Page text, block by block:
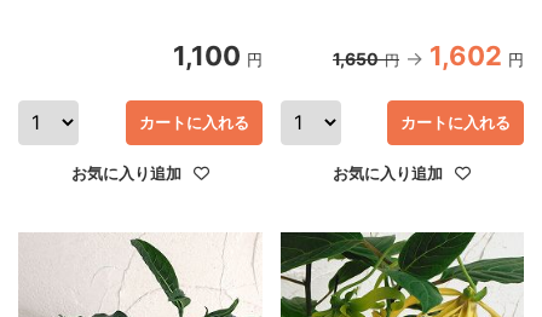
1,100 円
カートに入れる
お気に入り追加
1,650 円 1,602 円
カートに入れる
お気に入り追加